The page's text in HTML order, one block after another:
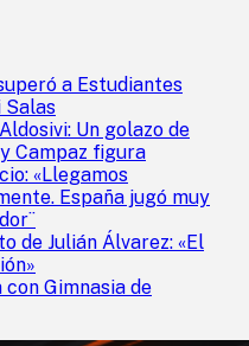
a Estudiantes
Salas
Un golazo de
Campaz figura
«Llegamos
España jugó muy
de Julián Álvarez: «El
Gimnasia de